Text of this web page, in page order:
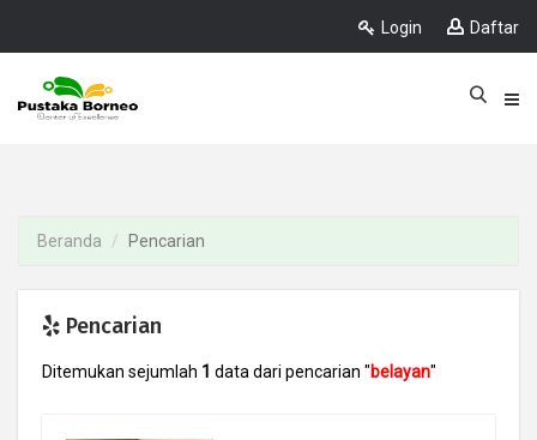
Login Daftar
Beranda Pencarian
Pencarian
Ditemukan sejumlah 1 data dari pencarian "belayan"